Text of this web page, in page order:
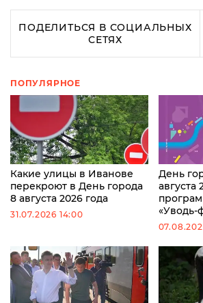
ПОДЕЛИТЬСЯ В СОЦИАЛЬНЫХ
СЕТЯХ
ПОПУЛЯРНОЕ
Какие улицы в Иванове
перекроют в День города
8 августа 2026 года
31.07.2026 14:00
День
августа
«Уводь-